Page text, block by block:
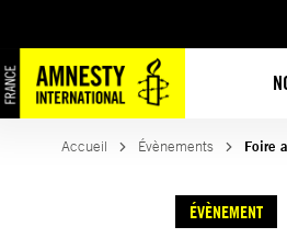
Accueil Évènements Foire
ÉVÈNEMENT